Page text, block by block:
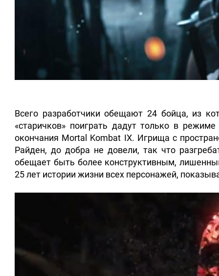
Всего разработчики обещают 24 бойца, из
«старичков» поиграть дадут только в
окончания Mortal Kombat IX. Игрища с
Райден, до добра не довели, так что
обещает быть более конструктивным,
25 лет истории жизни всех персонажей,